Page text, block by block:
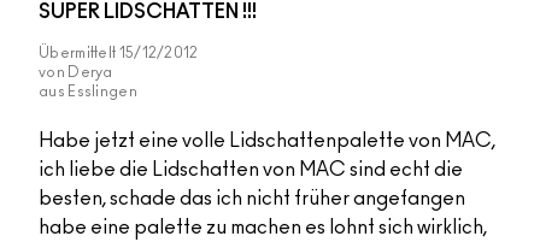
SUPER LIDSCHATTEN !!!
Übermittelt 15/12/2012
von
Derya
aus Esslingen
Habe jetzt eine volle Lidschattenpalette von MAC,
ich liebe die Lidschatten von MAC sind echt die
besten, schade das ich nicht früher angefangen
habe eine palette zu machen es lohnt sich wirklich,